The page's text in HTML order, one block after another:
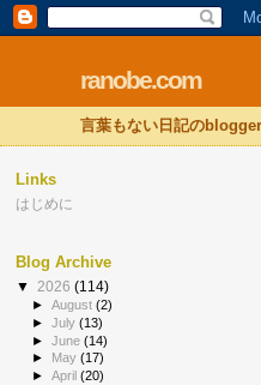
ranobe.com
言葉もない日記の
Links
はじめに
Blog Archive
▼ 2026 (114)
►August(2)
►July(13)
►June(14)
►
May(17)
►April(20)